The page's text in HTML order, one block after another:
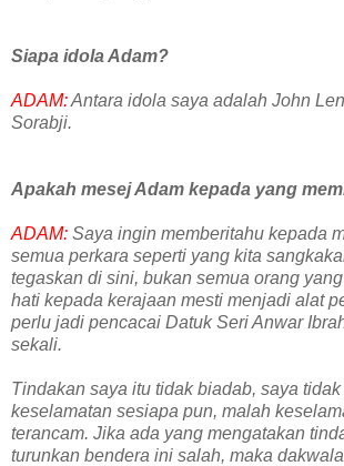
Siapa idola Adam?
ADAM:Antara idola saya adalah John
Sorabji.
Apakah mesej Adam kepada yang
ADAM: Saya ingin memberitahu kepada
semua perkara seperti yang kita
tegaskan di sini, bukan semua orang
hati kepada kerajaan mesti menjadi alat
perlu jadi pencacai Datuk Seri Anwar
sekali.
Tindakan saya itu tidak biadab, saya
keselamatan sesiapa pun, malah
terancam. Jika ada yang mengatakan
turunkan bendera ini salah, maka